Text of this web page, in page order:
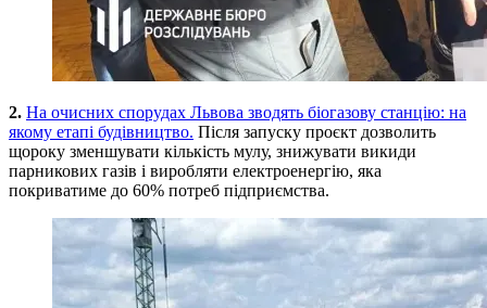
2. На очисних спорудах Львова зводять біогазову станцію: на
якому етапі будівництво. Після запуску проєкт дозволить
щороку зменшувати кількість мулу, знижувати викиди
парникових газів і виробляти електроенергію, яка
покриватиме до 60% потреб підприємства.